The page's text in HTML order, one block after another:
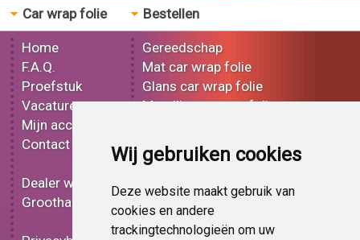
Wij gebruiken cookies
Deze website maakt gebruik van
cookies en andere
trackingtechnologieën om uw
Car wrap folie
Home
F.A.Q.
Proefstuk
Vacatures
Mijn account
Contact
Dealer worden
Groothandel
Bestellen
Gereedschap
Mat car wrap folie
Glans car wrap folie
Metallic car wrap folie
Effect car wrap folie
Bedrukt car wrap folie
Carbon car wrap folie
Tint folie
Functionele folie